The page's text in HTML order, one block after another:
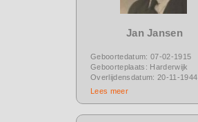
Jan Jansen
Geboortedatum: 07-02-1915
Geboorteplaats: Harderwijk
Overlijdensdatum: 20-11-1944
Lees meer